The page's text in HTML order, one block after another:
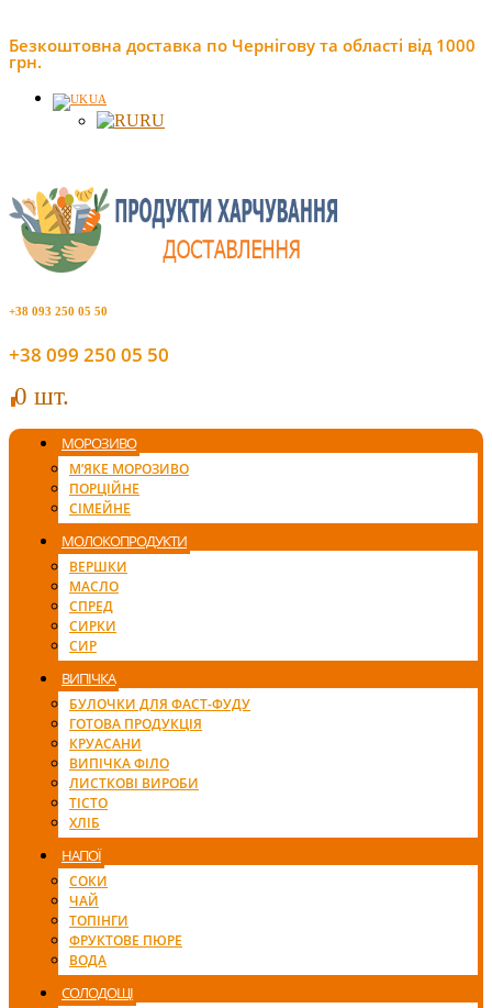
Безкоштовна доставка по Чернігову та області від 1000
грн.
UA
RU
+38 093 250 05 50
+38 099 250 05 50
00 шт.
МОРОЗИВО
М’ЯКЕ МОРОЗИВО
ПОРЦІЙНЕ
СІМЕЙНЕ
МОЛОКОПРОДУКТИ
ВЕРШКИ
МАСЛО
СПРЕД
СИРКИ
СИР
ВИПІЧКА
БУЛОЧКИ ДЛЯ ФАСТ-ФУДУ
ГОТОВА ПРОДУКЦІЯ
КРУАСАНИ
ВИПІЧКА ФІЛО
ЛИСТКОВІ ВИРОБИ
ТІСТО
ХЛІБ
НАПОЇ
СОКИ
ЧАЙ
ТОПІНГИ
ФРУКТОВЕ ПЮРЕ
ВОДА
СОЛОДОЩІ